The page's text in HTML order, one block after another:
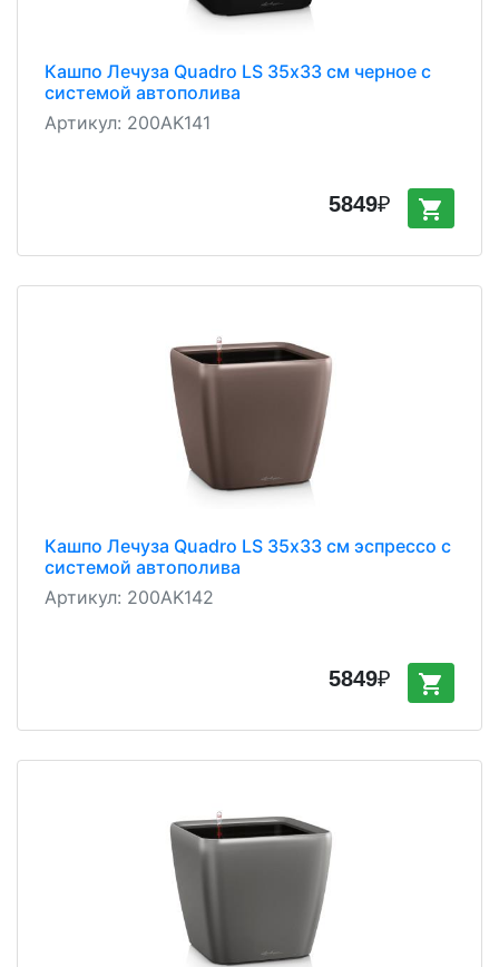
Кашпо Лечуза Quadro LS 35х33 см черное с
системой автополива
Артикул: 200AK141
5849₽ shopping_cart
Кашпо Лечуза Quadro LS 35х33 см эспрессо с
системой автополива
Артикул: 200AK142
5849₽ shopping_cart